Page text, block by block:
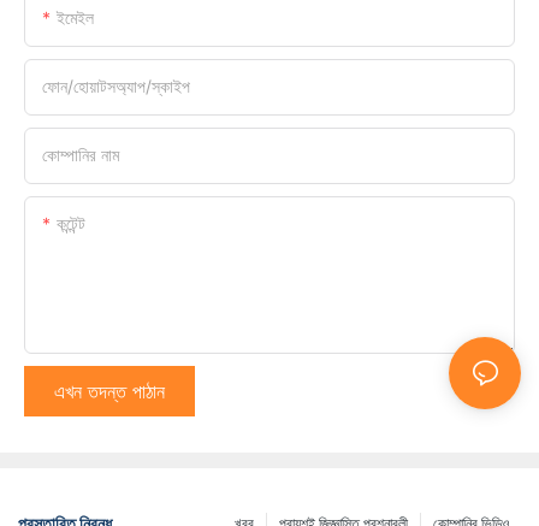
ইমেইল
ফোন/হোয়াটসঅ্যাপ/স্কাইপ
কোম্পানির নাম
কন্টেন্ট
এখন তদন্ত পাঠান